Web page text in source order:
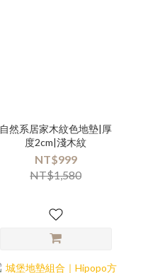
自然系居家木紋色地墊|厚
度2cm|淺木紋
NT$999
NT$1,580